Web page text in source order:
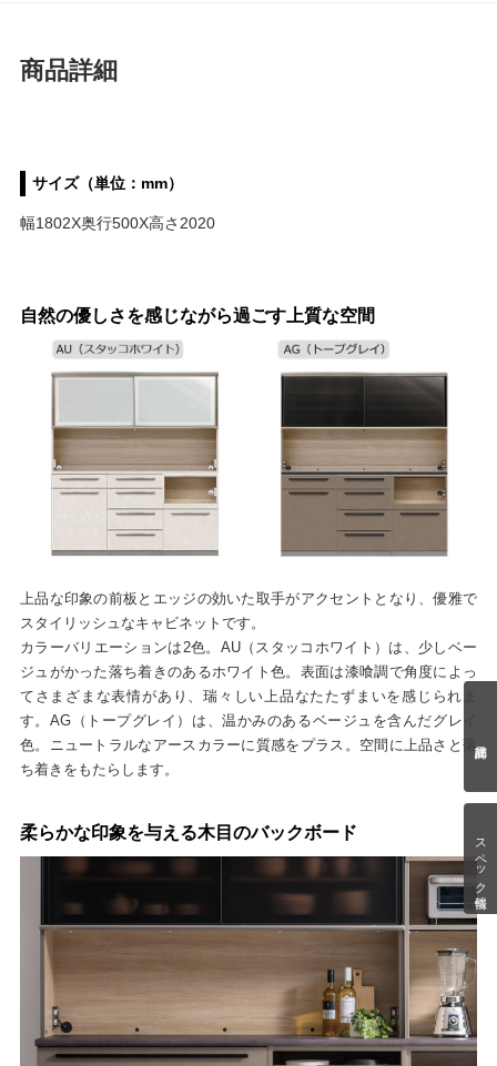
スペック情報
商品詳細
サイズ（単位：mm）
幅1802X奥行500X高さ2020
自然の優しさを感じながら過ごす上質な空間
上品な印象の前板とエッジの効いた取手がアクセントとなり、優雅で
スタイリッシュなキャビネットです。
カラーバリエーションは2色。AU（スタッコホワイト）は、少しベー
ジュがかった落ち着きのあるホワイト色。表面は漆喰調で角度によっ
てさまざまな表情があり、瑞々しい上品なたたずまいを感じられま
す。AG（トープグレイ）は、温かみのあるベージュを含んだグレイ
色。ニュートラルなアースカラーに質感をプラス。空間に上品さと落
ち着きをもたらします。
柔らかな印象を与える木目のバックボード